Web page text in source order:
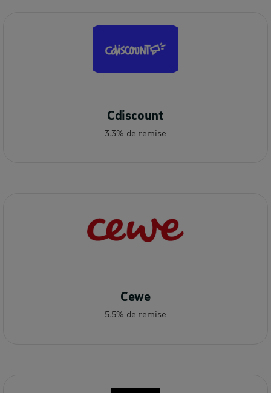
Cdiscount
3.3% de remise
Cewe
5.5% de remise